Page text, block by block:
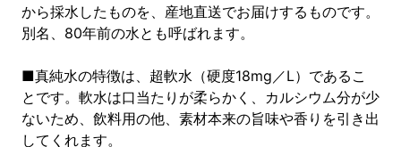
から採水したものを、産地直送でお届けするものです。
別名、80年前の水とも呼ばれます。
■真純水の特徴は、超軟水（硬度18mg／L）であるこ
とです。軟水は口当たりが柔らかく、カルシウム分が少
ないため、飲料用の他、素材本来の旨味や香りを引き出
してくれます。